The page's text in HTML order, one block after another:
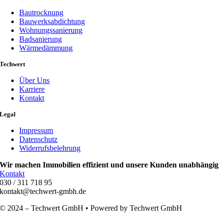
einfach – wir prüfen schnell, ob wir Ihr Objekt betreuen können und
vereinbaren zeitnah einen Termin.
Bautrocknung
Bauwerksabdichtung
Wohnungssanierung
Badsanierung
Wärmedämmung
Techwert
Über Uns
Karriere
Kontakt
Legal
Impressum
Datenschutz
Widerrufsbelehrung
Wir machen Immobilien effizient und unsere Kunden unabhängig
Kontakt
030 / 311 718 95
kontakt@techwert-gmbh.de
© 2024 – Techwert GmbH • Powered by Techwert GmbH